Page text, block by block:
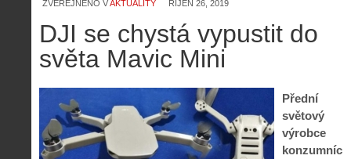
ZVEŘEJNĚNO VAKTUALITY ŘÍJEN 26, 2019
DJI se chystá vypustit do
světa Mavic Mini
Přední
světový
výrobce
konzumníc